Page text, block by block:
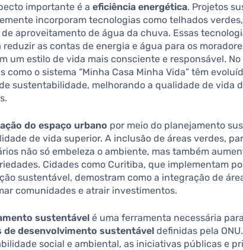
importante é aeficiência energética. Projetos
incorporam tecnologias como telhados
aproveitamento de água da chuva. Essas
reduzir as contas de energia e água para os
um estilo de vida mais consciente e responsável.
como o sistema “Minha Casa Minha Vida” têm
sustentabilidade, melhorando a qualidade de vida
do espaço urbano por meio do planejamento
de vida superior. A inclusão de áreas verdes,
não só embeleza o ambiente, mas também
Cidades como Curitiba, que implementam
sustentável, demostram como a integração de
comunidades e atrair investimentos.
sustentável é uma ferramenta necessária
de desenvolvimento sustentável definidas pela
social e ambiental, as iniciativas públicas e